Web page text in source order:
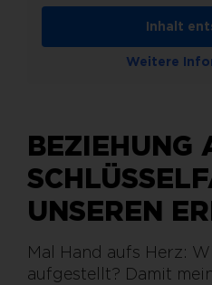
Inhalt
Weitere
BEZIEHUNG
UNSEREN
Mal Hand aufs Herz:
aufgestellt? Damit